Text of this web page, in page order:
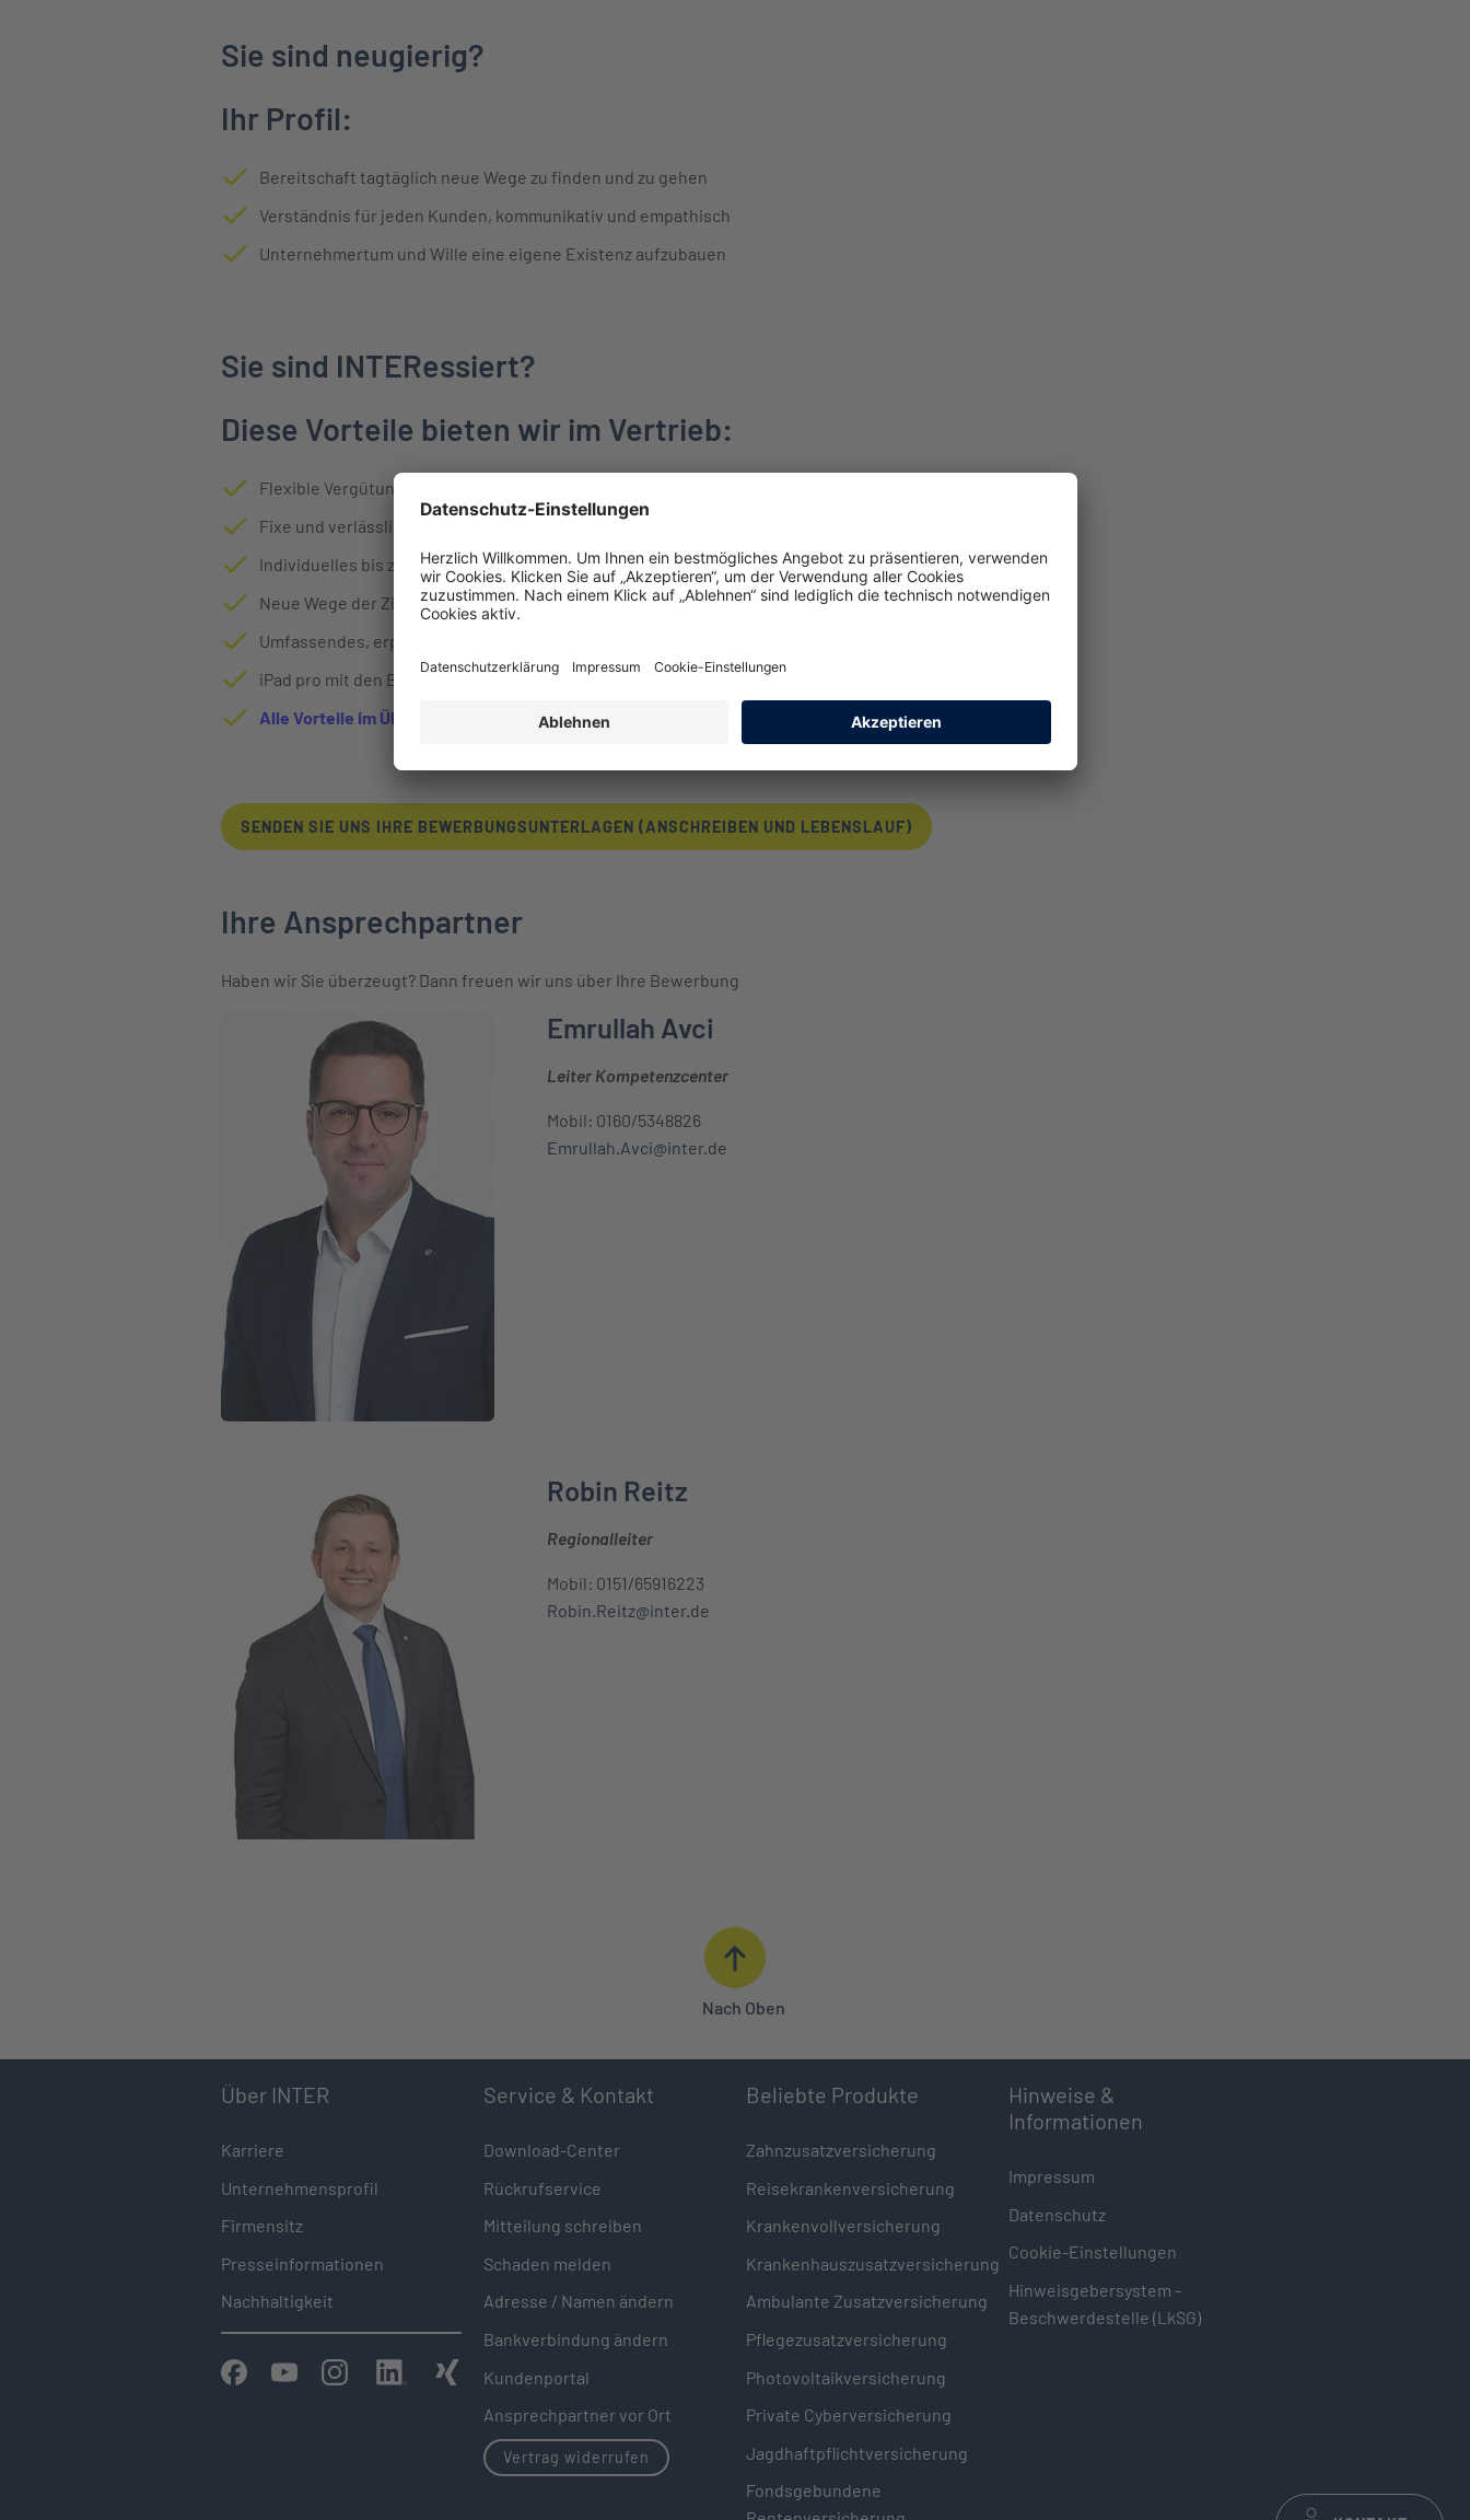
Sie sind neugierig?
Ihr Profil:
Bereitschaft tagtäglich neue Wege zu finden und zu gehen
Verständnis für jeden Kunden, kommunikativ und empathisch
Unternehmertum und Wille eine eigene Existenz aufzubauen
Sie sind INTERessiert?
Diese Vorteile bieten wir im Vertrieb:
Flexible Vergütung aus Provisionen und Bonifikationen
Fixe und verlässliche Kostenzuschüsse
Individuelles bis zu 12-monatiges Coaching durch einen unserer Vertriebsprofis
Neue Wege der Zielgruppenansprache durch Spezialisierung auf Ärzte Service und Handwerk
Umfassendes, erprobtes und von der Branche ausgezeichnetes Schulungskonzept
iPad pro mit den Beratungsprogrammen sowie Zuschuss zur Altersversorgung
Alle Vorteile im Überblick
SENDEN SIE UNS IHRE BEWERBUNGSUNTERLAGEN (ANSCHREIBEN UND LEBENSLAUF)
Ihre Ansprechpartner
Haben wir Sie überzeugt? Dann freuen wir uns über Ihre Bewerbung
Emrullah Avci
Leiter Kompetenzcenter
Mobil: 0160/5348826
Emrullah.Avci@inter.de
Robin Reitz
Regionalleiter
Mobil: 0151/65916223
Robin.Reitz@inter.de
Nach Oben
Über INTER
Karriere
Unternehmensprofil
Firmensitz
Presseinformationen
Nachhaltigkeit
Service & Kontakt
Download-Center
Rückrufservice
Mitteilung schreiben
Schaden melden
Adresse / Namen ändern
Bankverbindung ändern
Kundenportal
Ansprechpartner vor Ort
Vertrag widerrufen
Beliebte Produkte
Zahnzusatzversicherung
Reisekrankenversicherung
Krankenvollversicherung
Krankenhauszusatzversicherung
Ambulante Zusatzversicherung
Pflegezusatzversicherung
Photovoltaikversicherung
Private Cyberversicherung
Jagdhaftpflichtversicherung
Fondsgebundene
Hinweise &
Informationen
Impressum
Datenschutz
Cookie-Einstellungen
Hinweisgebersystem -
Beschwerdestelle (LkSG)